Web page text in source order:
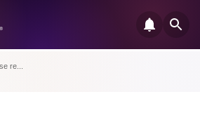
®
re...